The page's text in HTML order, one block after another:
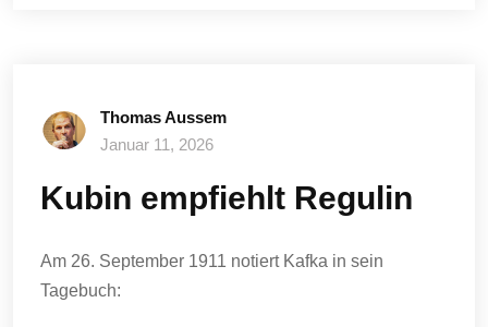
Thomas Aussem
Januar 11, 2026
Kubin empfiehlt Regulin
Am 26. September 1911 notiert Kafka in sein
Tagebuch: